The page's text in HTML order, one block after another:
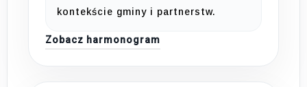
kontekście gminy i partnerstw.
Zobacz harmonogram